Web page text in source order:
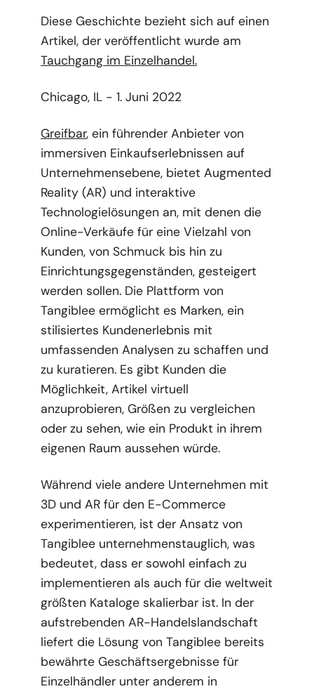
Diese Geschichte bezieht sich auf einen
Artikel, der veröffentlicht wurde am
Tauchgang im Einzelhandel.
Chicago, IL - 1. Juni 2022
Greifbar, ein führender Anbieter von
immersiven Einkaufserlebnissen auf
Unternehmensebene, bietet Augmented
Reality (AR) und interaktive
Technologielösungen an, mit denen die
Online-Verkäufe für eine Vielzahl von
Kunden, von Schmuck bis hin zu
Einrichtungsgegenständen, gesteigert
werden sollen. Die Plattform von
Tangiblee ermöglicht es Marken, ein
stilisiertes Kundenerlebnis mit
umfassenden Analysen zu schaffen und
zu kuratieren. Es gibt Kunden die
Möglichkeit, Artikel virtuell
anzuprobieren, Größen zu vergleichen
oder zu sehen, wie ein Produkt in ihrem
eigenen Raum aussehen würde.
Während viele andere Unternehmen mit
3D und AR für den E-Commerce
experimentieren, ist der Ansatz von
Tangiblee unternehmenstauglich, was
bedeutet, dass er sowohl einfach zu
implementieren als auch für die weltweit
größten Kataloge skalierbar ist. In der
aufstrebenden AR-Handelslandschaft
liefert die Lösung von Tangiblee bereits
bewährte Geschäftsergebnisse für
Einzelhändler unter anderem in